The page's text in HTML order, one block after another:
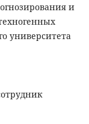
и
университета